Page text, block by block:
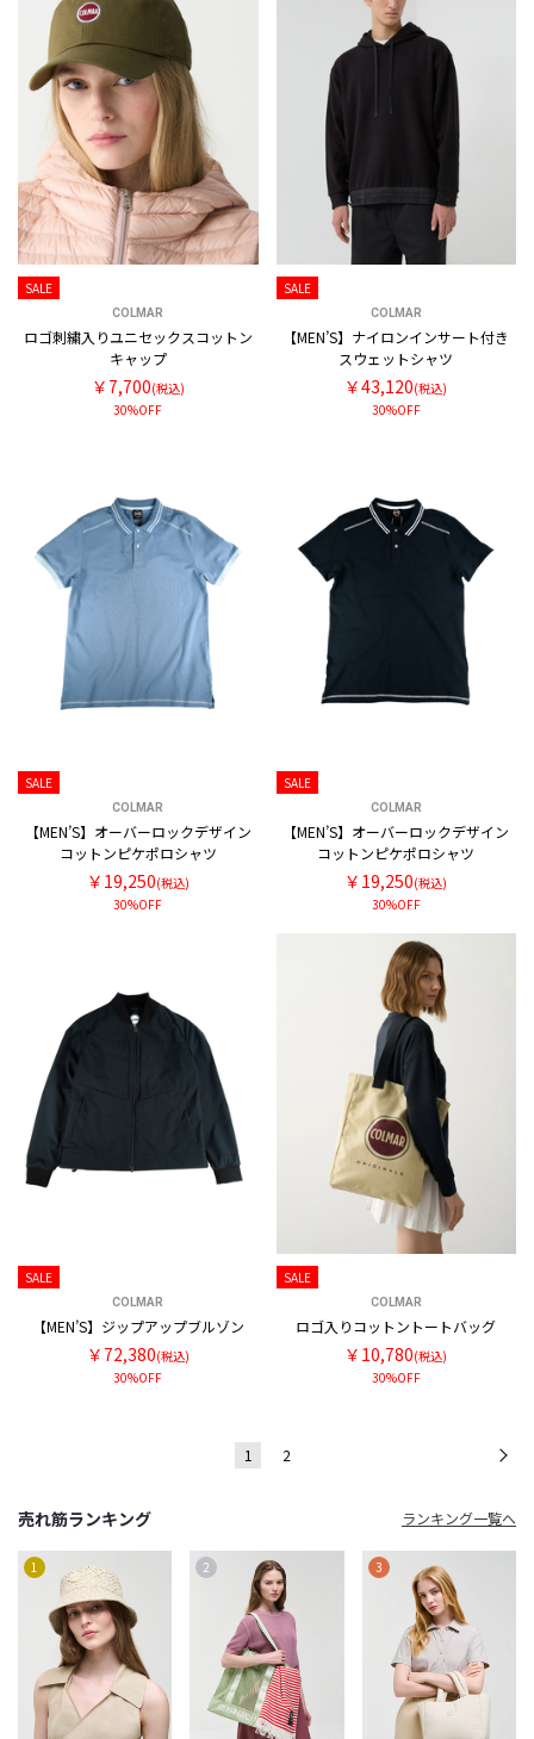
SALE
COLMAR
ロゴ刺繍入りユニセックスコットン
キャップ
￥7,700(税込)
30%OFF
SALE
COLMAR
【MEN’S】ナイロンインサート付き
スウェットシャツ
￥43,120(税込)
30%OFF
SALE
COLMAR
【MEN’S】オーバーロックデザイン
コットンピケポロシャツ
￥19,250(税込)
30%OFF
SALE
COLMAR
【MEN’S】オーバーロックデザイン
コットンピケポロシャツ
￥19,250(税込)
30%OFF
SALE
COLMAR
【MEN’S】ジップアップブルゾン
￥72,380(税込)
30%OFF
SALE
COLMAR
ロゴ入りコットントートバッグ
￥10,780(税込)
30%OFF
1 2
売れ筋ランキング ランキング一覧へ
1 2 3